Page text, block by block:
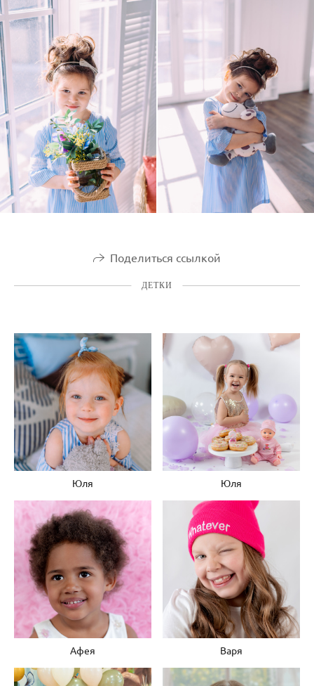
Поделиться ссылкой
ДЕТКИ
Юля Юля
Афея Варя